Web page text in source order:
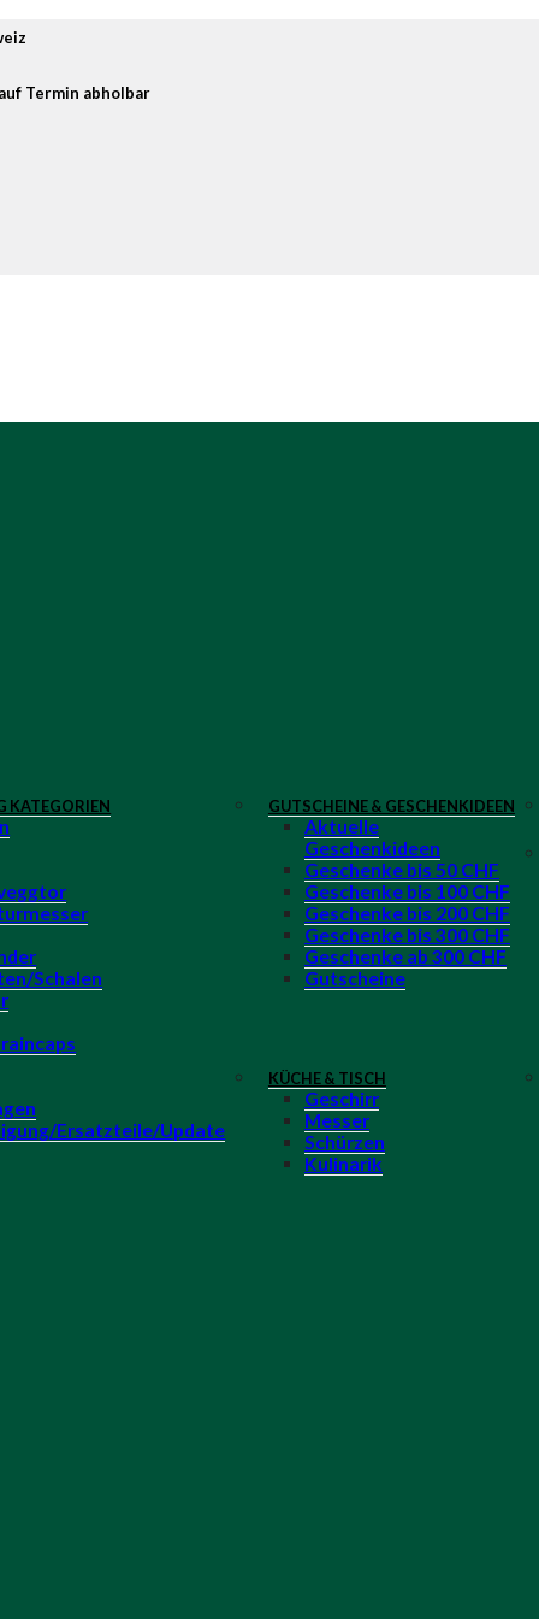
Termin abholbar
KATEGORIEN
Schalen
Ersatzteile/Update
GUTSCHEINE & GESCHENKIDEEN
Aktuelle
Geschenkideen
Geschenke bis 50 CHF
Geschenke bis 100 CHF
Geschenke bis 200 CHF
Geschenke bis 300 CHF
Geschenke ab 300 CHF
Gutscheine
KÜCHE & TISCH
Geschirr
Messer
Schürzen
Kulinarik